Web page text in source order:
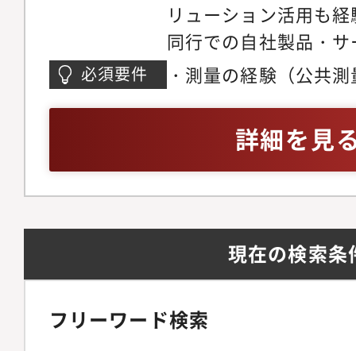
リューション活用も
同行での自社製品・
IoT機器の現場設置や
省人化・人為的エラ
には自動化を目指し
ファクトソリューシ
の共同開発等が多い
だけでなく未開拓領
んでいるため、新し
ルアップできる機会
修について】入社後
を予定しています。
必須要件 ・測量の経験（公共
詳細を見
現在の検索条
フリーワード検索